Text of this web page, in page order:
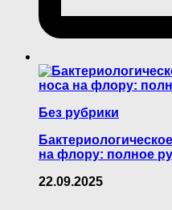
Без рубрики
на флору: полное
22.09.2025